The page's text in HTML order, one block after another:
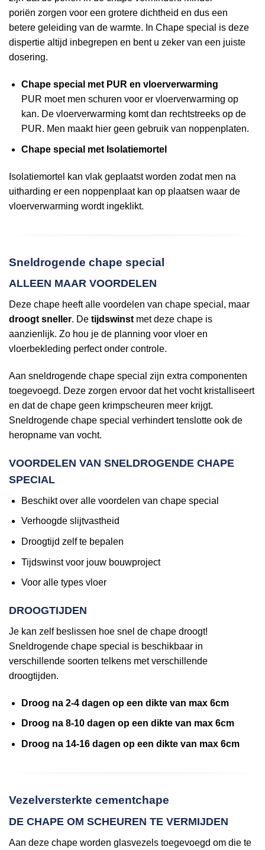
poriën zorgen voor een grotere dichtheid en dus een
betere geleiding van de warmte. In Chape special is deze
dispertie altijd inbegrepen en bent u zeker van een juiste
dosering.
Chape special met PUR en vloerverwarming
PUR moet men schuren voor er vloerverwarming op
kan. De vloerverwarming komt dan rechtstreeks op de
PUR. Men maakt hier geen gebruik van noppenplaten.
Chape special met Isolatiemortel
Isolatiemortel kan vlak geplaatst worden zodat men na
uitharding er een noppenplaat kan op plaatsen waar de
vloerverwarming wordt ingeklikt.
Sneldrogende chape special
ALLEEN MAAR VOORDELEN
Deze chape heeft alle voordelen van chape special, maar
droogt sneller. De tijdswinst met deze chape is
aanzienlijk. Zo hou je de planning voor vloer en
vloerbekleding perfect onder controle.
Aan sneldrogende chape special zijn extra componenten
toegevoegd. Deze zorgen ervoor dat het vocht kristalliseert
en dat de chape geen krimpscheuren meer krijgt.
Sneldrogende chape special verhindert tenslotte ook de
heropname van vocht.
VOORDELEN VAN SNELDROGENDE CHAPE
SPECIAL
Beschikt over alle voordelen van chape special
Verhoogde slijtvastheid
Droogtijd zelf te bepalen
Tijdswinst voor jouw bouwproject
Voor alle types vloer
DROOGTIJDEN
Je kan zelf beslissen hoe snel de chape droogt!
Sneldrogende chape special is beschikbaar in
verschillende soorten telkens met verschillende
droogtijden.
Droog na 2-4 dagen op een dikte van max 6cm
Droog na 8-10 dagen op een dikte van max 6cm
Droog na 14-16 dagen op een dikte van max 6cm
Vezelversterkte cementchape
DE CHAPE OM SCHEUREN TE VERMIJDEN
Aan deze chape worden glasvezels toegevoegd om die te